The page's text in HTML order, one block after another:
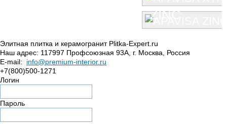
ZINC
Элитная плитка и керамогранит Plitka-Expert.ru
Наш адрес: 117997 Профсоюзная 93А, г. Москва, Россия
E-mail:
info@premium-interior.ru
+7(800)500-1271
Логин
Пароль